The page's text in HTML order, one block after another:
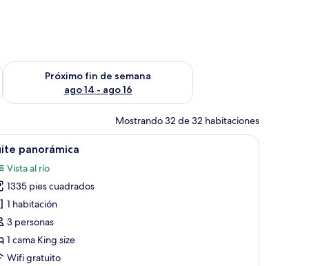
semana ago 7 - ago 9
Próximo fin de semana
ago 14 - ago 16
Consulta la disponibilidad para el próximo fin de semana ago
Mostrando 32 de 32 habitaciones
de alta calidad y edredón Una habitación de hotel moderna con un
13 panorámica
Vista al río
1335 pies cuadrados
1 habitación
3 personas
1 cama King size
Wifi gratuito